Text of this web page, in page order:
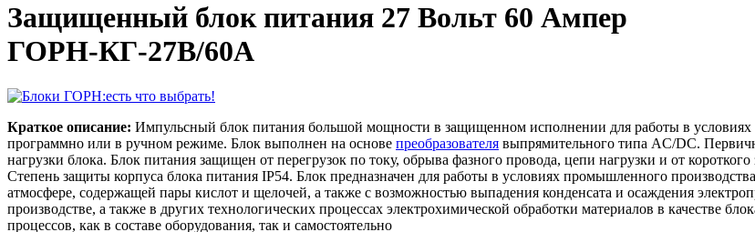
Защищенный блок питания 27 Вольт 60 Ампер
ГОРН-КГ-27В/60А
Краткое описание: Импульсный блок питания большой мощности в защищенном исполнении для работы в условиях
программно или в ручном режиме. Блок выполнен на основе преобразователя выпрямительного типа AC/DC.
нагрузки блока. Блок питания защищен от перегрузок по току, обрыва фазного провода, цепи нагрузки и от
Степень защиты корпуса блока питания IP54. Блок предназначен для работы в условиях промышленного
атмосфере, содержащей пары кислот и щелочей, а также с возможностью выпадения конденсата и осаждения
производстве, а также в других технологических процессах электрохимической обработки материалов в качестве
процессов, как в составе оборудования, так и самостоятельно